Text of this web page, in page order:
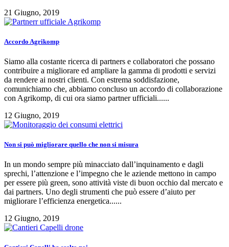
21 Giugno, 2019
Accordo Agrikomp
Siamo alla costante ricerca di partners e collaboratori che possano
contribuire a migliorare ed ampliare la gamma di prodotti e servizi
da rendere ai nostri clienti. Con estrema soddisfazione,
comunichiamo che, abbiamo concluso un accordo di collaborazione
con Agrikomp, di cui ora siamo partner ufficiali......
12 Giugno, 2019
Non si può migliorare quello che non si misura
In un mondo sempre più minacciato dall’inquinamento e dagli
sprechi, l’attenzione e l’impegno che le aziende mettono in campo
per essere più green, sono attività viste di buon occhio dal mercato e
dai partners. Uno degli strumenti che può essere d’aiuto per
migliorare l’efficienza energetica......
12 Giugno, 2019